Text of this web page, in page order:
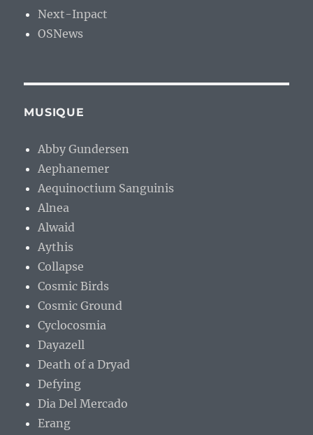
Next-Inpact
OSNews
MUSIQUE
Abby Gundersen
Aephanemer
Aequinoctium Sanguinis
Alnea
Alwaid
Aythis
Collapse
Cosmic Birds
Cosmic Ground
Cyclocosmia
Dayazell
Death of a Dryad
Defying
Dia Del Mercado
Erang